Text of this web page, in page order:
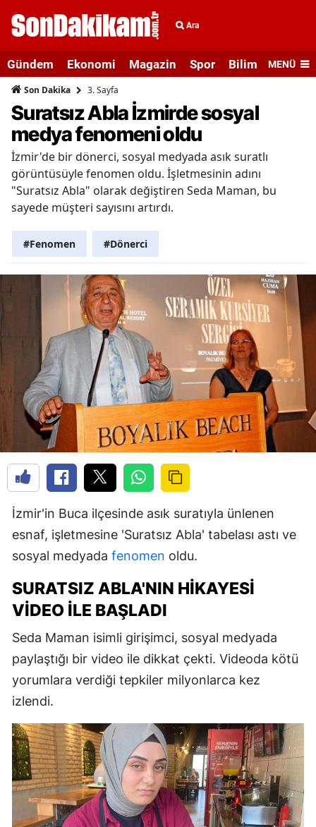
Ara
Gündem Ekonomi Magazin Spor Bilim veMENÜ
Son Dakika 3. Sayfa
Suratsız Abla İzmirde sosyal
medya fenomeni oldu
İzmir'de bir dönerci, sosyal medyada asık suratlı
görüntüsüyle fenomen oldu. İşletmesinin adını
"Suratsız Abla" olarak değiştiren Seda Maman, bu
sayede müşteri sayısını artırdı.
#Fenomen #Dönerci
İzmir'in Buca ilçesinde asık suratıyla ünlenen
esnaf, işletmesine 'Suratsız Abla' tabelası astı ve
sosyal medyada fenomen oldu.
SURATSIZ ABLA'NIN HIKAYESI
VIDEO ILE BAŞLADI
Seda Maman isimli girişimci, sosyal medyada
paylaştığı bir video ile dikkat çekti. Videoda kötü
yorumlara verdiği tepkiler milyonlarca kez
izlendi.